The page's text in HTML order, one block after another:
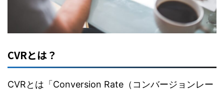
CVRとは？
CVRとは「Conversion Rate（コンバージョンレー